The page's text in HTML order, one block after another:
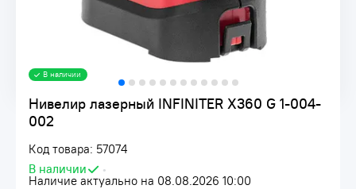
Нивелир лазерный INFINITER X360 G 1-004-
002
Код товара: 57074
В наличии
•
Наличие актуально на 08.08.2026 10:00
В наличии